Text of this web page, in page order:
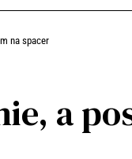
na spacer
a